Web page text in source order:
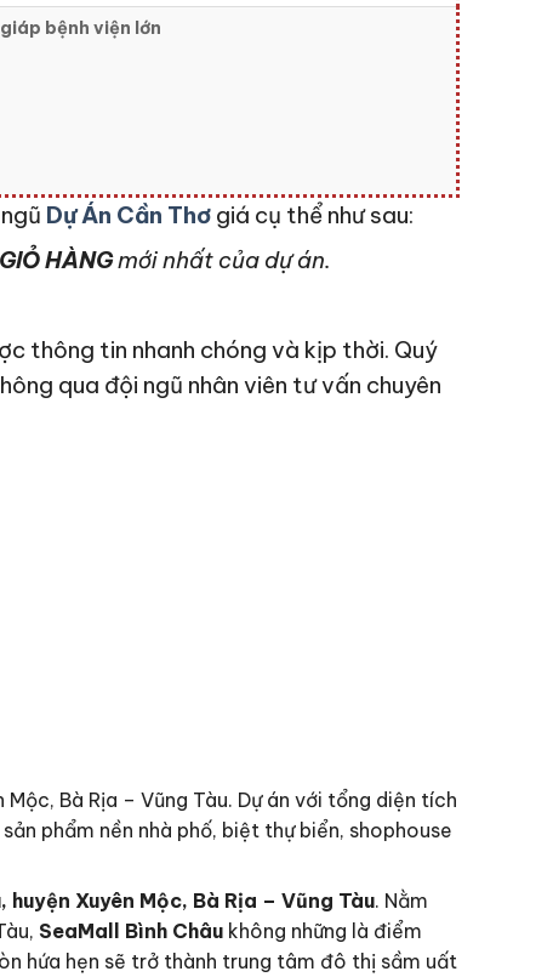
bệnh viện lớn
Dự Án Cần Thơ giá cụ thể như sau:
HÀNGmới nhất của dự án.
thông tin nhanh chóng và kịp thời. Quý
qua đội ngũ nhân viên tư vấn chuyên
Bà Rịa – Vũng Tàu. Dự án với tổng diện tích
phẩm nền nhà phố, biệt thự biển, shophouse
Xuyên Mộc, Bà Rịa – Vũng Tàu. Nằm
SeaMall Bình Châu không những là điểm
hứa hẹn sẽ trở thành trung tâm đô thị sầm uất